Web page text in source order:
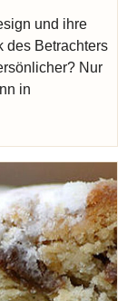
und ihre
des Betrachters
Nur
in